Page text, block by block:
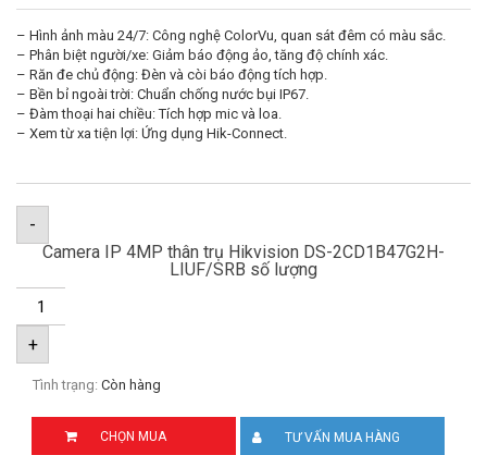
– Hình ảnh màu 24/7: Công nghệ ColorVu, quan sát đêm có màu sắc.
– Phân biệt người/xe: Giảm báo động ảo, tăng độ chính xác.
– Răn đe chủ động: Đèn và còi báo động tích hợp.
– Bền bỉ ngoài trời: Chuẩn chống nước bụi IP67.
– Đàm thoại hai chiều: Tích hợp mic và loa.
– Xem từ xa tiện lợi: Ứng dụng Hik-Connect.
-
Camera IP 4MP thân trụ Hikvision DS-2CD1B47G2H-
LIUF/SRB số lượng
+
Tình trạng: Còn hàng
CHỌN MUA TƯ VẤN MUA HÀNG